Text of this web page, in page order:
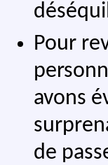
Pour
avons
de